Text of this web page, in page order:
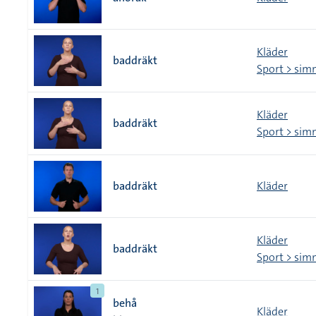
baddräkt
Kläder
Sport >
baddräkt
Kläder
Sport >
baddräkt Kläder
baddräkt
Kläder
Sport >
1
behå
Kläder